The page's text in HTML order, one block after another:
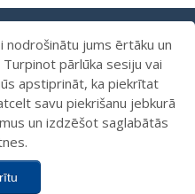
4 5
nodrošinātu jums ērtāku un
pārlūka sesiju vai
apstiprināt, ka piekrītat
savu piekrišanu jebkurā
un izdzēšot saglabātās